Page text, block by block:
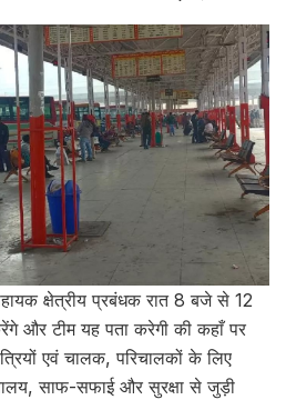
क्षेत्रीय प्रबंधक रात 8 बजे से 12
और टीम यह पता करेगी की कहाँ पर
एवं चालक, परिचालकों के लिए
साफ-सफाई और सुरक्षा से जुड़ी